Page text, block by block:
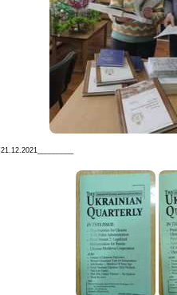
21.12.2021_________